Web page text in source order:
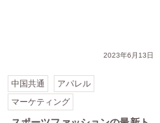
2023年6月13日
中国共通
アパレル
マーケティング